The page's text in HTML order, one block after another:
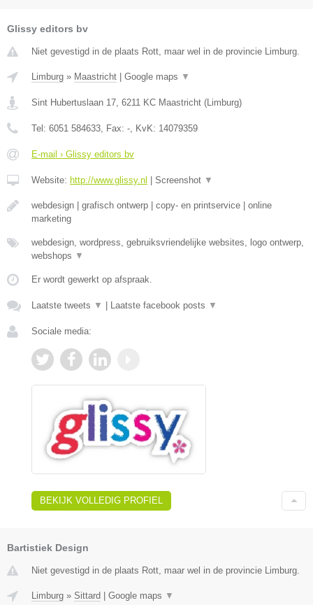
Glissy editors bv
Niet gevestigd in de plaats Rott, maar wel in de provincie Limburg.
Limburg » Maastricht Google maps ▼
Sint Hubertuslaan 17 6211 KC Maastricht ( Limburg)
Tel: 6051 584633 , Fax: - , KvK: 14079359
E-mail › Glissy editors bv
Website: http://www.glissy.nl Screenshot ▼
webdesign | grafisch ontwerp | copy- en printservice | online
marketing
webdesign, wordpress, gebruiksvriendelijke websites, logo ontwerp,
webshops ▼
Er wordt gewerkt op afspraak.
Laatste tweets ▼ Laatste facebook posts ▼
Sociale media:
BEKIJK VOLLEDIG PROFIEL
Bartistiek Design
Niet gevestigd in de plaats Rott, maar wel in de provincie Limburg.
Limburg » Sittard Google maps ▼